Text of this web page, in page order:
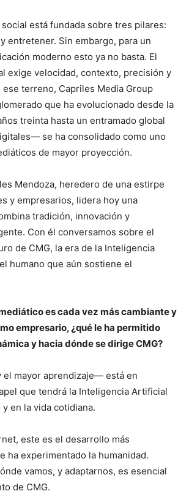
está fundada sobre tres pilares:
entretener. Sin embargo, para un
moderno esto ya no basta. El
exige velocidad, contexto, precisión y
ese terreno, Capriles Media Group
que ha evolucionado desde la
treinta hasta un entramado global
se ha consolidado como uno
de mayor proyección.
Mendoza, heredero de una estirpe
y empresarios, lidera hoy una
tradición, innovación y
Con él conversamos sobre el
de CMG, la era de la Inteligencia
humano que aún sostiene el
es cada vez más cambiante y
empresario, ¿qué le ha permitido
y hacia dónde se dirige CMG?
mayor aprendizaje— está en
que tendrá la Inteligencia Artificial
en la vida cotidiana.
este es el desarrollo más
ha experimentado la humanidad.
vamos, y adaptarnos, es esencial
de CMG.